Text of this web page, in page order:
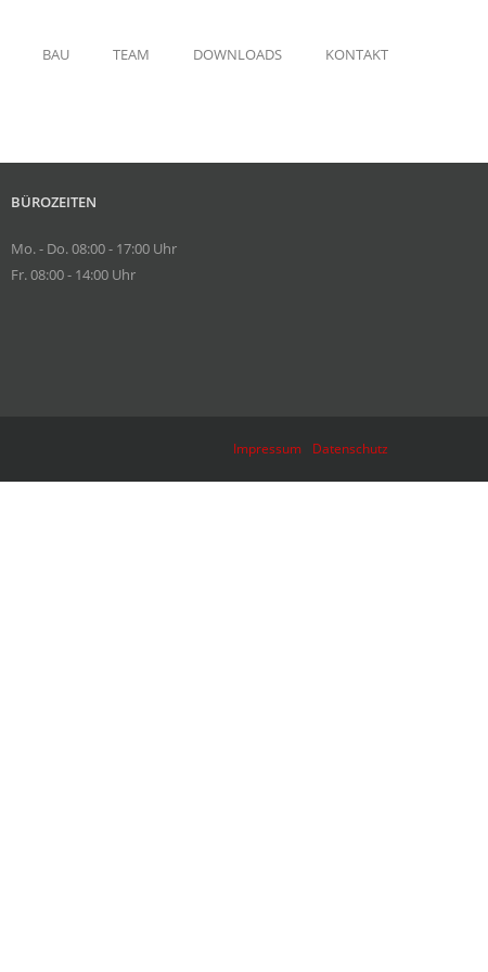
BAU TEAM DOWNLOADS KONTAKT
BÜROZEITEN
Mo. - Do. 08:00 - 17:00 Uhr
Fr. 08:00 - 14:00 Uhr
Impressum Datenschutz